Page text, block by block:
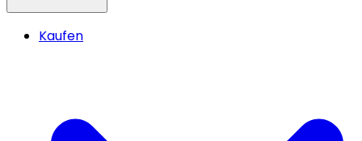
Kaufen